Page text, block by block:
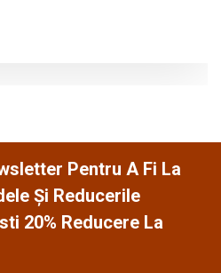
Pentru A Fi La
Și Reducerile
20% Reducere La